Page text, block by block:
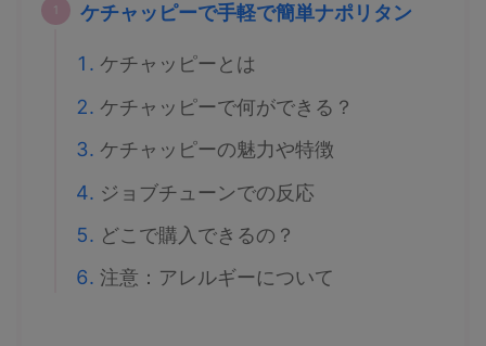
ケチャッピーで手軽で簡単ナポリタン
ケチャッピーとは
ケチャッピーで何ができる？
ケチャッピーの魅力や特徴
ジョブチューンでの反応
どこで購入できるの？
注意：アレルギーについて